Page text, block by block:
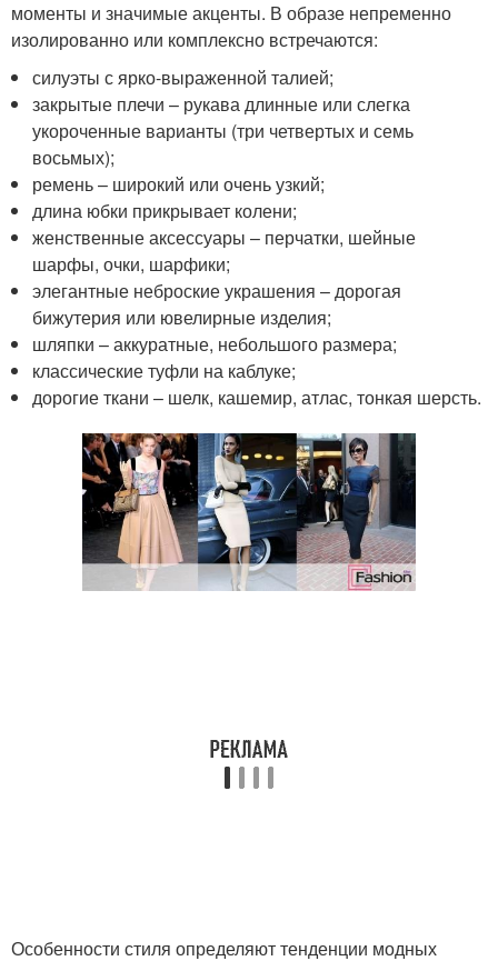
моменты и значимые акценты. В образе непременно
изолированно или комплексно встречаются:
силуэты с ярко-выраженной талией;
закрытые плечи – рукава длинные или слегка
укороченные варианты (три четвертых и семь
восьмых);
ремень – широкий или очень узкий;
длина юбки прикрывает колени;
женственные аксессуары – перчатки, шейные
шарфы, очки, шарфики;
элегантные неброские украшения – дорогая
бижутерия или ювелирные изделия;
шляпки – аккуратные, небольшого размера;
классические туфли на каблуке;
дорогие ткани – шелк, кашемир, атлас, тонкая шерсть.
Особенности стиля определяют тенденции модных